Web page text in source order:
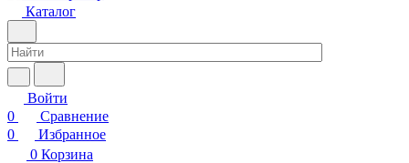
Каталог
Войти
0
Сравнение
0
Избранное
0 Корзина